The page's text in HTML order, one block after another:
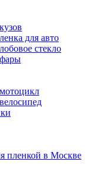
для авто
стекло
пленкой в Москве